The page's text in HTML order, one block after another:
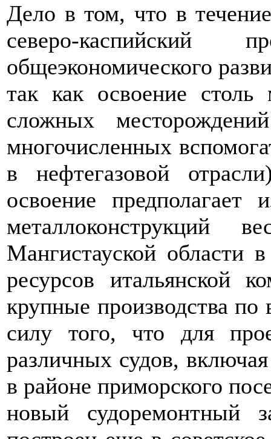
Дело в том, что в
cеверо-каспийский
общеэкономического
так как освоение столь
сложных
многочисленных
в нефтегазовой
освоение предполагает
Мангистауской области
ресурсов итальянской
крупные производства
силу того, что для
различных судов,
в районе приморского
новый судоремонтный